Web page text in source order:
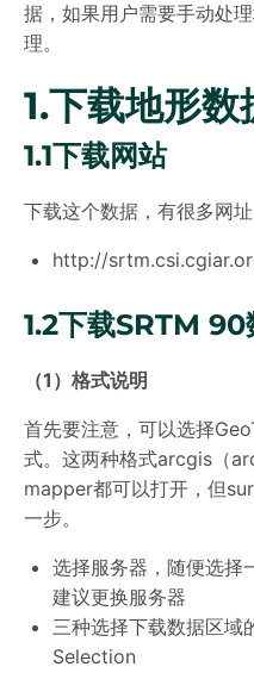
据，如果用户需要手动处
理。
1.下载地形数
1.1下载网站
下载这个数据，有很多网
http://
1.2下载SRTM 90
（1 ）格式说明
首先要注意，可以选择
式。这两种格式arcgis（
mapper都可以打开，但
一步。
选择服务器，随便选择
建议更换服务器
三种选择下载数据区
Selection